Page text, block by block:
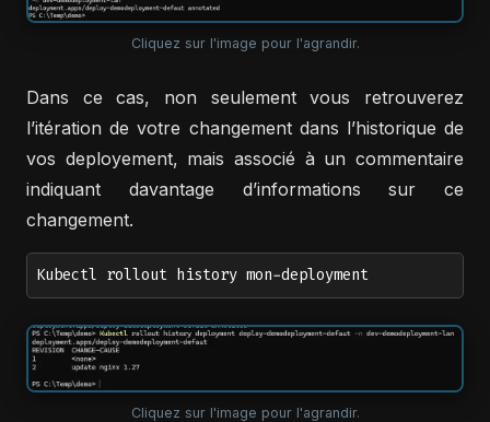
Cliquez sur l'image pour l'agrandir.
Dans ce cas, non seulement vous retrouverez
l’itération de votre changement dans l’historique de
vos deployement, mais associé à un commentaire
indiquant davantage d’informations sur ce
changement.
Kubectl rollout history mon-deployment
Cliquez sur l'image pour l'agrandir.